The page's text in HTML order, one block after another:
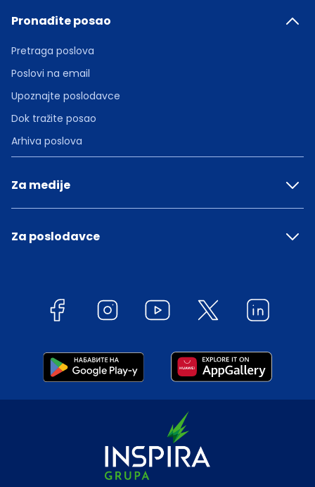
Pronađite posao
Pretraga poslova
Poslovi na email
Upoznajte poslodavce
Dok tražite posao
Arhiva poslova
Za medije
Za poslodavce